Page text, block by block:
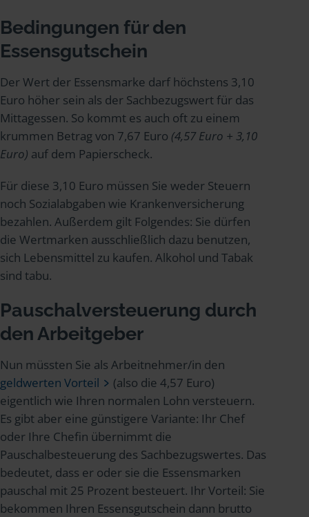
Bedingungen für den
Essensgutschein
Der Wert der Essensmarke darf höchstens 3,10
Euro höher sein als der Sachbezugswert für das
Mittagessen. So kommt es auch oft zu einem
krummen Betrag von 7,67 Euro (4,57 Euro + 3,10
Euro) auf dem Papierscheck.
Für diese 3,10 Euro müssen Sie weder Steuern
noch Sozialabgaben wie Krankenversicherung
bezahlen. Außerdem gilt Folgendes: Sie dürfen
die Wertmarken ausschließlich dazu benutzen,
sich Lebensmittel zu kaufen. Alkohol und Tabak
sind tabu.
Pauschalversteuerung durch
den Arbeitgeber
Nun müssten Sie als Arbeitnehmer/in den
geldwerten Vorteil
(also die 4,57 Euro)
eigentlich wie Ihren normalen Lohn versteuern.
Es gibt aber eine günstigere Variante: Ihr Chef
oder Ihre Chefin übernimmt die
Pauschalbesteuerung des Sachbezugswertes. Das
bedeutet, dass er oder sie die Essensmarken
pauschal mit 25 Prozent besteuert. Ihr Vorteil: Sie
bekommen Ihren Essensgutschein dann brutto